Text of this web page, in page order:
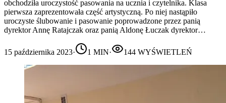
obchodziła uroczystość pasowania na ucznia i czytelnika. Klasa
pierwsza zaprezentowała część artystyczną. Po niej nastąpiło
uroczyste ślubowanie i pasowanie poprowadzone przez panią
dyrektor Annę Ratajczak oraz panią Aldonę Łuczak dyrektor…
15 października 2023· 1 MIN· 144 WYŚWIETLEŃ